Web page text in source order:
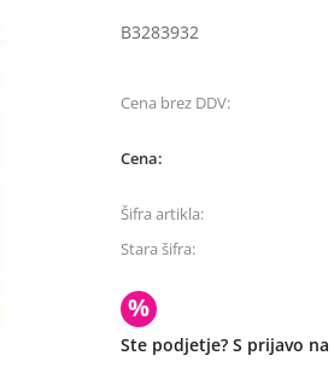
B3283932
Cena brez DDV:
Cena:
Šifra artikla:
Stara šifra:
%
Ste podjetje? S prijavo na